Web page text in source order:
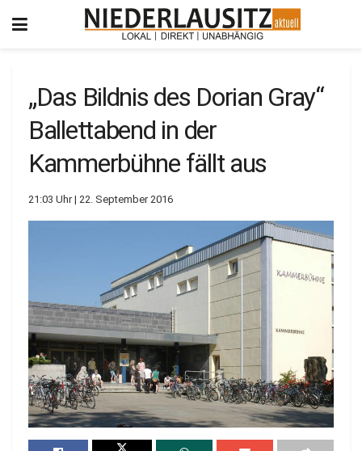
„Das Bildnis des Dorian Gray“
Ballettabend in der
Kammerbühne fällt aus
21:03 Uhr | 22. September 2016